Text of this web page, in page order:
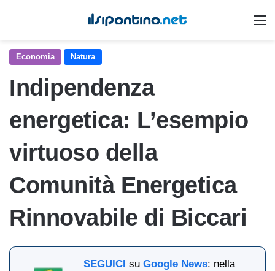
Economia Natura
Indipendenza
energetica: L’esempio
virtuoso della
Comunità Energetica
Rinnovabile di Biccari
SEGUICI suGoogle News: nella